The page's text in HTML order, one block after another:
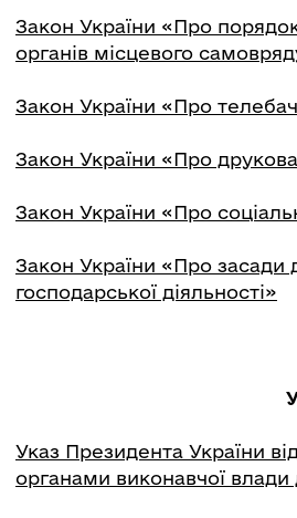
Закон України «Про
органів місцевого
Закон України «Про
Закон України «Про
Закон України «Про
Закон України «Про засади
господарської діяльності»
Указ Президента України
органами виконавчої влади